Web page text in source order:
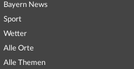
Bayern News
Sport
Wetter
Alle Orte
Alle Themen